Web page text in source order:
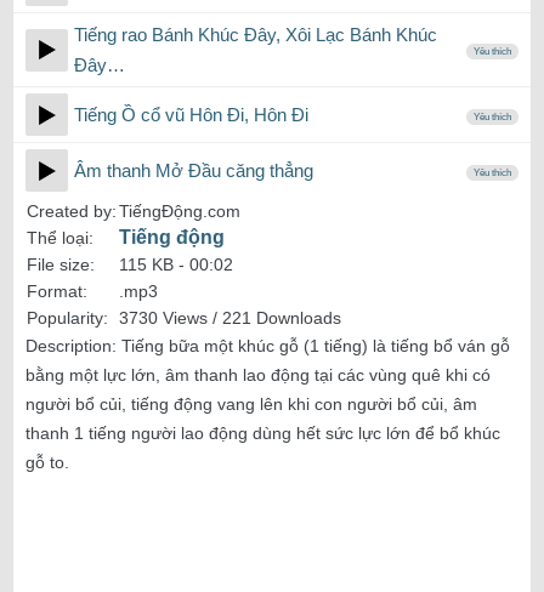
Tiếng rao Bánh Khúc Đây, Xôi Lạc Bánh Khúc
Đây…
Yêu thích
Tiếng Ồ cổ vũ Hôn Đi, Hôn Đi Yêu thích
Âm thanh Mở Đầu căng thẳng Yêu thích
Created by:TiếngĐộng.com
Thể loại:
Tiếng động
File size: 115 KB - 00:02
Format:
.mp3
Popularity:
3730 Views / 221 Downloads
Description: Tiếng bữa một khúc gỗ (1 tiếng) là tiếng bổ ván gỗ
bằng một lực lớn, âm thanh lao động tại các vùng quê khi có
người bổ củi, tiếng động vang lên khi con người bổ củi, âm
thanh 1 tiếng người lao động dùng hết sức lực lớn để bổ khúc
gỗ to.